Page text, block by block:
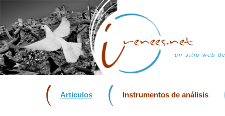
un sitio web
Articulos Instrumentos de análisis